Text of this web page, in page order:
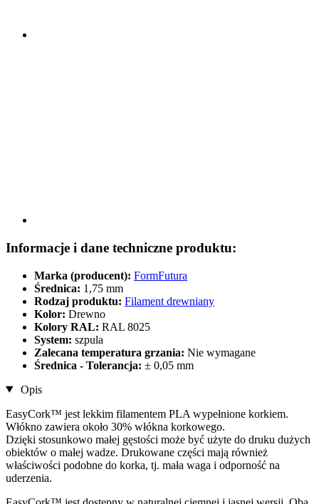
Informacje i dane techniczne produktu:
Marka (producent): FormFutura
Średnica: 1,75 mm
Rodzaj produktu: Filament drewniany
Kolor: Drewno
Kolory RAL: RAL 8025
System: szpula
Zalecana temperatura grzania: Nie wymagane
Średnica - Tolerancja: ± 0,05 mm
Opis
EasyCork™ jest lekkim filamentem PLA wypełnione korkiem.
Włókno zawiera około 30% włókna korkowego.
Dzięki stosunkowo małej gęstości może być użyte do druku dużych
obiektów o małej wadze. Drukowane części mają również
właściwości podobne do korka, tj. mała waga i odporność na
uderzenia.